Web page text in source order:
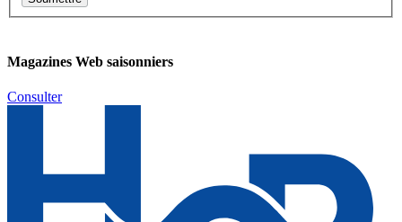
Magazines Web saisonniers
Consulter